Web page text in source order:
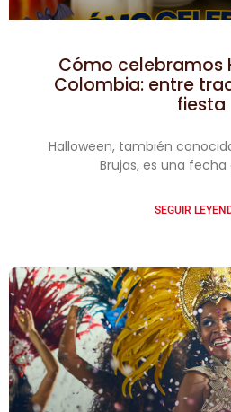
Cómo celebramos
Colombia: entre
fiesta
Halloween, también
Brujas, es una fecha
SEGUIR